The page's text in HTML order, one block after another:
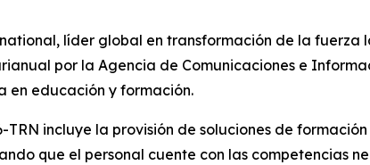
líder global en transformación de la
por la Agencia de Comunicaciones e
en educación y formación.
incluye la provisión de soluciones de
que el personal cuente con las competencias